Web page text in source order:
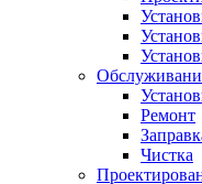
Ремонт
Чистка